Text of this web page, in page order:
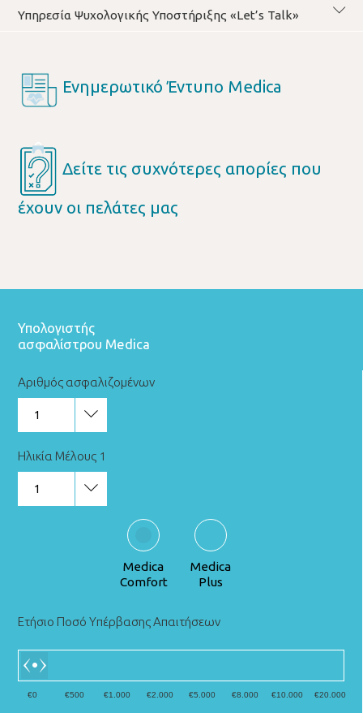
Υπηρεσία Ψυχολογικής Υποστήριξης «Let’s Talk»
Ενημερωτικό Έντυπο Medica
Δείτε τις συχνότερες απορίες που
έχουν οι πελάτες μας
Υπολογιστής
ασφαλίστρου Medica
Αριθμός ασφαλιζομένων
1
Ηλικία Μέλους 1
1
Medica
Comfort
Medica
Plus
Ετήσιο Ποσό Υπέρβασης Απαιτήσεων
€0 €500 €1.000 €2.000 €5.000 €8.000 €10.000 €20.000